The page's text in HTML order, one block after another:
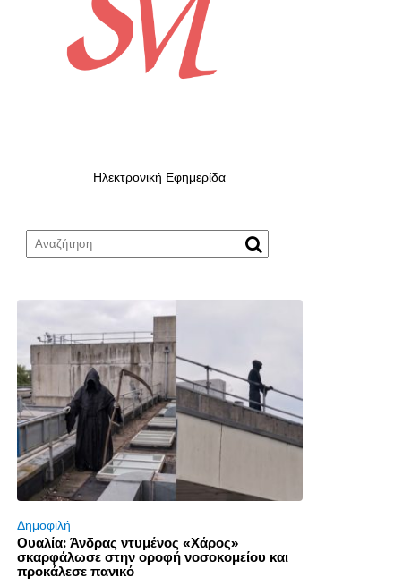
Ηλεκτρονική Εφημερίδα
Δημοφιλή
Ουαλία: Άνδρας ντυμένος «Χάρος»
σκαρφάλωσε στην οροφή νοσοκομείου και
προκάλεσε πανικό